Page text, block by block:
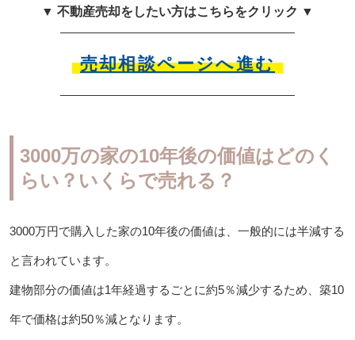
▼ 不動産売却をしたい方はこちらをクリック ▼
売却相談ページへ進む
3000万の家の10年後の価値はどのく
らい？いくらで売れる？
3000万円で購入した家の10年後の価値は、一般的には半減する
と言われています。
建物部分の価値は1年経過するごとに約5％減少するため、築10
年で価格は約50％減となります。